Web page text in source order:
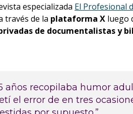
especializada El Profesional
través de la plataforma X luego
de documentalistas y
años recopilaba humor
el error de en tres